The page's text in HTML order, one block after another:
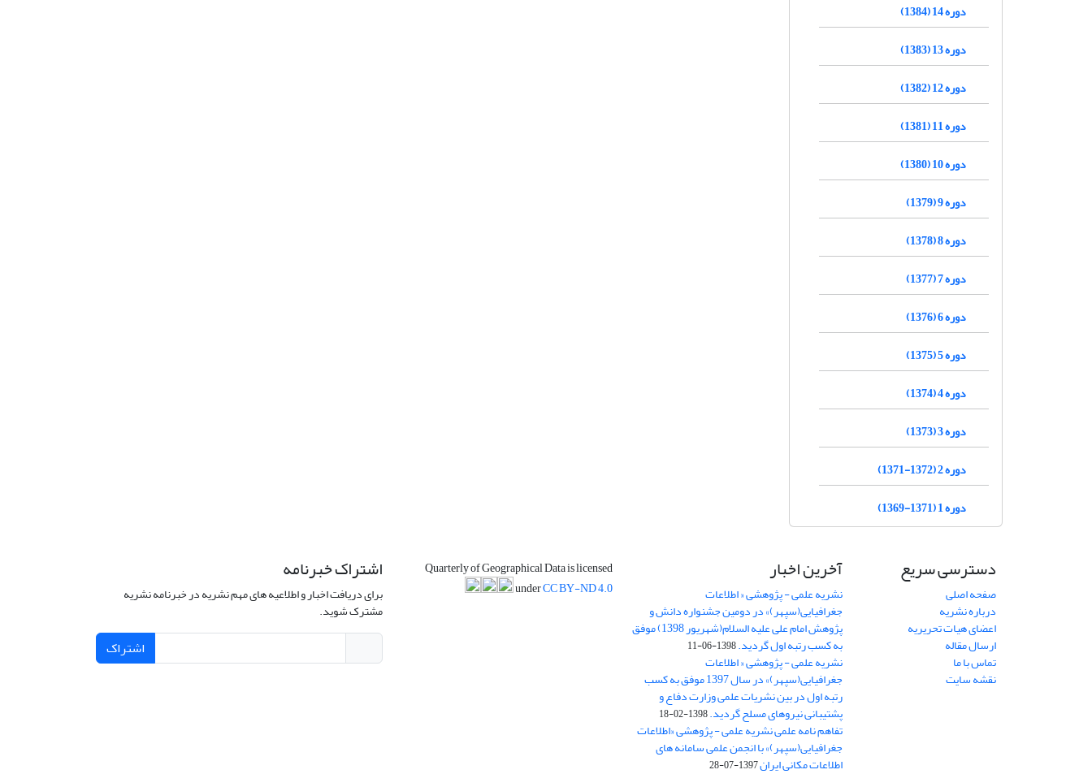
دوره 14 (1384)
دوره 13 (1383)
دوره 12 (1382)
دوره 11 (1381)
دوره 10 (1380)
دوره 9 (1379)
دوره 8 (1378)
دوره 7 (1377)
دوره 6 (1376)
دوره 5 (1375)
دوره 4 (1374)
دوره 3 (1373)
دوره 2 (1372-1371)
دوره 1 (1371-1369)
دسترسی سریع
صفحه اصلی
درباره نشریه
اعضای هیات تحریریه
ارسال مقاله
تماس با ما
نقشه سایت
آخرین اخبار
نشریه علمی - پژوهشی « اطلاعات
جغرافیایی(سپهر)» در دومین جشنواره دانش و
پژوهش امام علی علیه السلام(شهریور 1398) موفق
به کسب رتبه اول گردید.1398-06-11
نشریه علمی - پژوهشی « اطلاعات
جغرافیایی(سپهر)» در سال 1397 موفق به کسب
رتبه اول در بین نشریات علمی وزارت دفاع و
پشتیبانی نیروهای مسلح گردید.1398-02-18
تفاهم نامه علمی نشریه علمی - پژوهشی «اطلاعات
جغرافیایی(سپهر)» با انجمن علمی سامانه های
اطلاعات مکانی ایران1397-07-28
Quarterly of Geographical Data is licensed
underCC BY-ND 4.0
اشتراک خبرنامه
برای دریافت اخبار و اطلاعیه های مهم نشریه در خبرنامه نشریه
مشترک شوید.
اشتراک